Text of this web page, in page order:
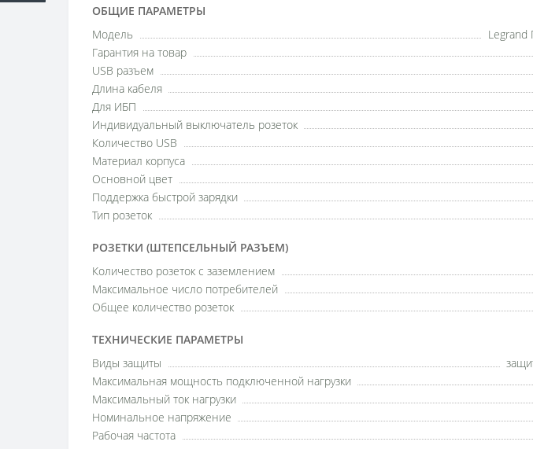
ОБЩИЕ ПАРАМЕТРЫ
Модель
Legrand
Гарантия на товар
USB разъем
Длина кабеля
Для ИБП
Индивидуальный выключатель розеток
Количество USB
Материал корпуса
Основной цвет
Поддержка быстрой зарядки
Тип розеток
РОЗЕТКИ (ШТЕПСЕЛЬНЫЙ РАЗЪЕМ)
Количество розеток с заземлением
Максимальное число потребителей
Общее количество розеток
ТЕХНИЧЕСКИЕ ПАРАМЕТРЫ
Виды защиты
Максимальная мощность подключенной нагрузки
Максимальный ток нагрузки
Номинальное напряжение
Рабочая частота